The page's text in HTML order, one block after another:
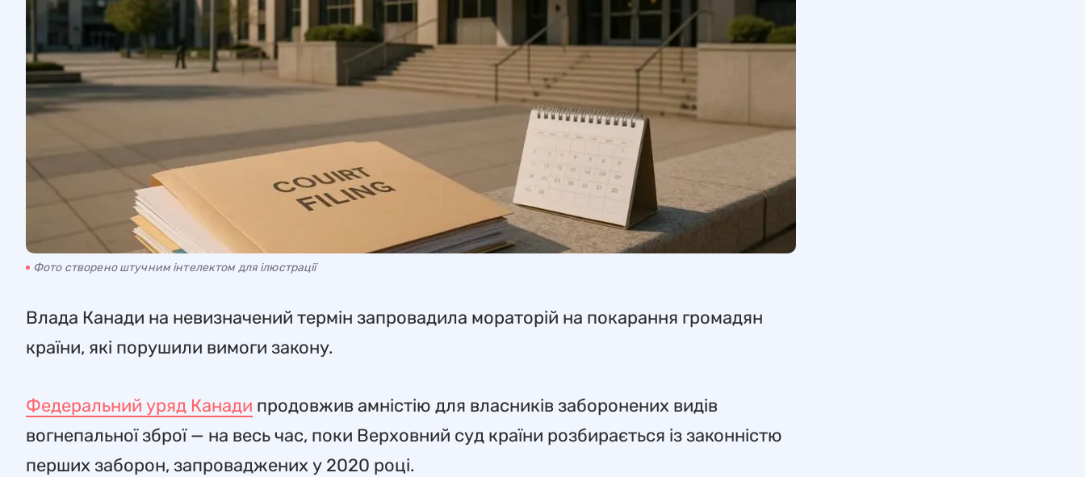
Фото створено штучним інтелектом для ілюстрації
Влада Канади на невизначений термін запровадила мораторій на покарання громадян
країни, які порушили вимоги закону.
Федеральний уряд Канади продовжив амністію для власників заборонених видів
вогнепальної зброї — на весь час, поки Верховний суд країни розбирається із законністю
перших заборон, запроваджених у 2020 році.